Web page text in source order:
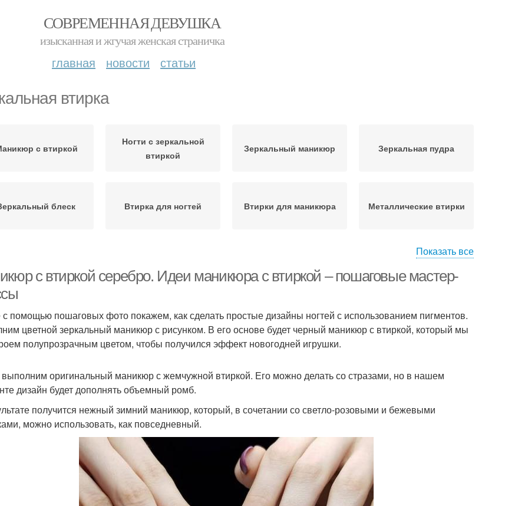
СОВРЕМЕННАЯ ДЕВУШКА
изысканная и жгучая женская страничка
главная новости статьи
втирка
с втиркой
Ногти с зеркальной
втиркой
Зеркальный маникюр Зеркальная пудра
блеск Втирка для ногтей Втирки для маникюра Металлические втирки
втиркой
Показать все
с втиркой серебро. Идеи маникюра с втиркой – пошаговые мастер-
помощью пошаговых фото покажем, как сделать простые дизайны ногтей с использованием пигментов.
цветной зеркальный маникюр с рисунком. В его основе будет черный маникюр с втиркой, который мы
полупрозрачным цветом, чтобы получился эффект новогодней игрушки.
оригинальный маникюр с жемчужной втиркой. Его можно делать со стразами, но в нашем
дизайн будет дополнять объемный ромб.
получится нежный зимний маникюр, который, в сочетании со светло-розовыми и бежевыми
можно использовать, как повседневный.